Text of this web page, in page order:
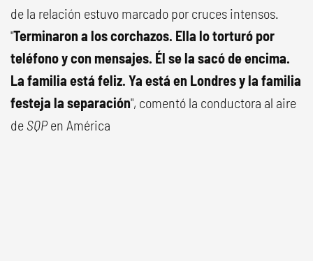
de la relación estuvo marcado por cruces intensos.
"Terminaron a los corchazos. Ella lo torturó por
teléfono y con mensajes. Él se la sacó de encima.
La familia está feliz. Ya está en Londres y la familia
festeja la separación", comentó la conductora al aire
de SQP en América